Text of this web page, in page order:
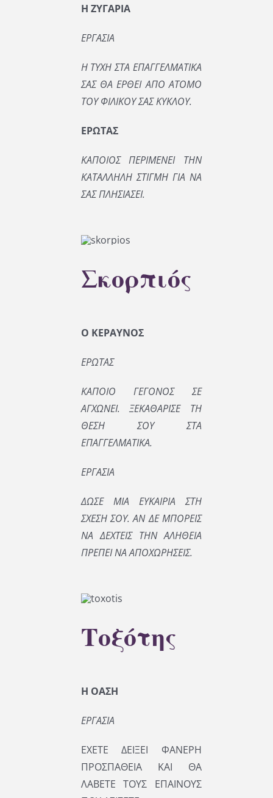
Η ΖΥΓΑΡΙΑ
ΕΡΓΑΣΙΑ
Η ΤΥΧΗ ΣΤΑ ΕΠΑΓΓΕΛΜΑΤΙΚΑ
ΣΑΣ ΘΑ ΕΡΘΕΙ ΑΠΟ ΑΤΟΜΟ
ΤΟΥ ΦΙΛΙΚΟΥ ΣΑΣ ΚΥΚΛΟΥ.
ΕΡΩΤΑΣ
ΚΑΠΟΙΟΣ ΠΕΡΙΜΕΝΕΙ ΤΗΝ
ΚΑΤΑΛΛΗΛΗ ΣΤΙΓΜΗ ΓΙΑ ΝΑ
ΣΑΣ ΠΛΗΣΙΑΣΕΙ.
Σκορπιός
Ο ΚΕΡΑΥΝΟΣ
ΕΡΩΤΑΣ
ΚΑΠΟΙΟ ΓΕΓΟΝΟΣ ΣΕ
ΑΓΧΩΝΕΙ. ΞΕΚΑΘΑΡΙΣΕ ΤΗ
ΘΕΣΗ ΣΟΥ ΣΤΑ
ΕΠΑΓΓΕΛΜΑΤΙΚΑ.
ΕΡΓΑΣΙΑ
ΔΩΣΕ ΜΙΑ ΕΥΚΑΙΡΙΑ ΣΤΗ
ΣΧΕΣΗ ΣΟΥ. ΑΝ ΔΕ ΜΠΟΡΕΙΣ
ΝΑ ΔΕΧΤΕΙΣ ΤΗΝ ΑΛΗΘΕΙΑ
ΠΡΕΠΕΙ ΝΑ ΑΠΟΧΩΡΗΣΕΙΣ.
Τοξότης
Η ΟΑΣΗ
ΕΡΓΑΣΙΑ
ΕΧΕΤΕ ΔΕΙΞΕΙ ΦΑΝΕΡΗ
ΠΡΟΣΠΑΘΕΙΑ ΚΑΙ ΘΑ
ΛΑΒΕΤΕ ΤΟΥΣ ΕΠΑΙΝΟΥΣ